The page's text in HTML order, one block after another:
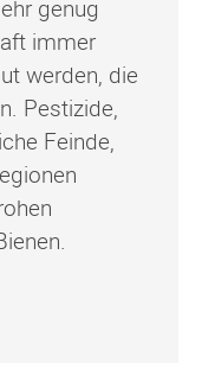
genug
immer
werden, die
Pestizide,
Feinde,